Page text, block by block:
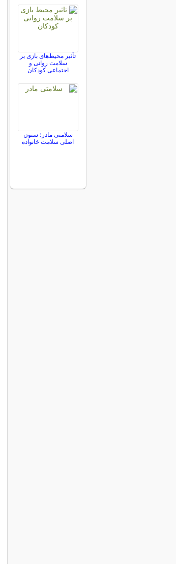
تأثیر محیط‌های بازی بر
سلامت روانی و
اجتماعی کودکان
سلامتی مادر؛ ستون
اصلی سلامت خانواده